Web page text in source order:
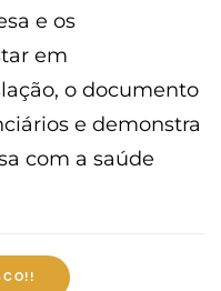
e os
em
o documento
e demonstra
com a saúde